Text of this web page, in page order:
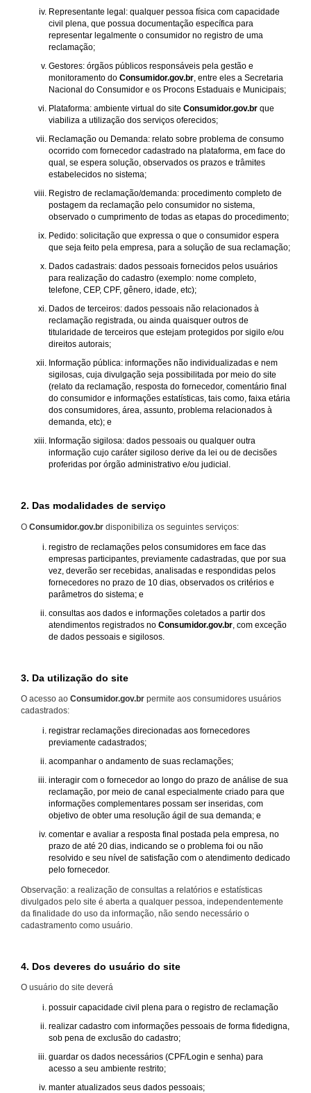
Representante legal: qualquer pessoa física com capacidade
civil plena, que possua documentação específica para
representar legalmente o consumidor no registro de uma
reclamação;
Gestores: órgãos públicos responsáveis pela gestão e
monitoramento do Consumidor.gov.br, entre eles a Secretaria
Nacional do Consumidor e os Procons Estaduais e Municipais;
Plataforma: ambiente virtual do site Consumidor.gov.br que
viabiliza a utilização dos serviços oferecidos;
Reclamação ou Demanda: relato sobre problema de consumo
ocorrido com fornecedor cadastrado na plataforma, em face do
qual, se espera solução, observados os prazos e trâmites
estabelecidos no sistema;
Registro de reclamação/demanda: procedimento completo de
postagem da reclamação pelo consumidor no sistema,
observado o cumprimento de todas as etapas do procedimento;
Pedido: solicitação que expressa o que o consumidor espera
que seja feito pela empresa, para a solução de sua reclamação;
Dados cadastrais: dados pessoais fornecidos pelos usuários
para realização do cadastro (exemplo: nome completo,
telefone, CEP, CPF, gênero, idade, etc);
Dados de terceiros: dados pessoais não relacionados à
reclamação registrada, ou ainda quaisquer outros de
titularidade de terceiros que estejam protegidos por sigilo e/ou
direitos autorais;
Informação pública: informações não individualizadas e nem
sigilosas, cuja divulgação seja possibilitada por meio do site
(relato da reclamação, resposta do fornecedor, comentário final
do consumidor e informações estatísticas, tais como, faixa etária
dos consumidores, área, assunto, problema relacionados à
demanda, etc); e
Informação sigilosa: dados pessoais ou qualquer outra
informação cujo caráter sigiloso derive da lei ou de decisões
proferidas por órgão administrativo e/ou judicial.
2. Das modalidades de serviço
O Consumidor.gov.br disponibiliza os seguintes serviços:
registro de reclamações pelos consumidores em face das
empresas participantes, previamente cadastradas, que por sua
vez, deverão ser recebidas, analisadas e respondidas pelos
fornecedores no prazo de 10 dias, observados os critérios e
parâmetros do sistema; e
consultas aos dados e informações coletados a partir dos
atendimentos registrados no Consumidor.gov.br , com exceção
de dados pessoais e sigilosos.
3. Da utilização do site
O acesso ao Consumidor.gov.br permite aos consumidores usuários
cadastrados:
registrar reclamações direcionadas aos fornecedores
previamente cadastrados;
acompanhar o andamento de suas reclamações;
interagir com o fornecedor ao longo do prazo de análise de sua
reclamação, por meio de canal especialmente criado para que
informações complementares possam ser inseridas, com
objetivo de obter uma resolução ágil de sua demanda; e
comentar e avaliar a resposta final postada pela empresa, no
prazo de até 20 dias, indicando se o problema foi ou não
resolvido e seu nível de satisfação com o atendimento dedicado
pelo fornecedor.
Observação: a realização de consultas a relatórios e estatísticas
divulgados pelo site é aberta a qualquer pessoa, independentemente
da finalidade do uso da informação, não sendo necessário o
cadastramento como usuário.
4. Dos deveres do usuário do site
O usuário do site deverá
possuir capacidade civil plena para o registro de reclamação
realizar cadastro com informações pessoais de forma fidedigna,
sob pena de exclusão do cadastro;
guardar os dados necessários (CPF/Login e senha) para
acesso a seu ambiente restrito;
manter atualizados seus dados pessoais;